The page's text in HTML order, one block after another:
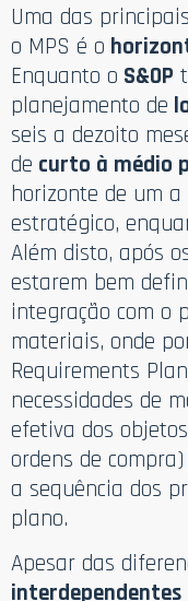
Uma das
o MPS é o
Enquanto o S&OP
planejamento de
seis a dezoito
de curto à médio
horizonte de um a
estratégico,
Além disto, após
estarem bem
integração com o
materiais, onde
Requirements
necessidades de
efetiva dos
ordens de
a sequência dos
plano.
Apesar das